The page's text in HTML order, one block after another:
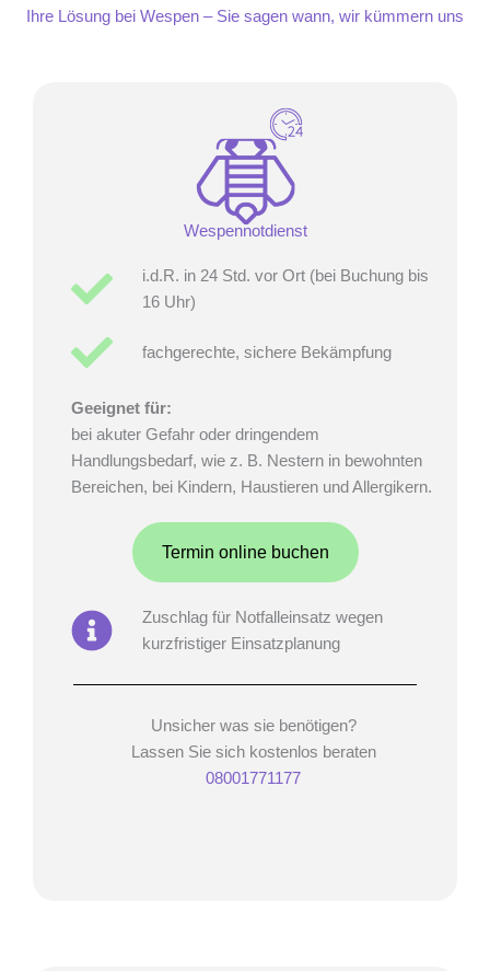
Ihre Lösung bei Wespen – Sie sagen wann, wir kümmern uns
Wespennotdienst
i.d.R. in 24 Std. vor Ort (bei Buchung bis
16 Uhr)
fachgerechte, sichere Bekämpfung
Geeignet für:
bei akuter Gefahr oder dringendem
Handlungsbedarf, wie z. B. Nestern in bewohnten
Bereichen, bei Kindern, Haustieren und Allergikern.
Termin online buchen
Zuschlag für Notfalleinsatz wegen
kurzfristiger Einsatzplanung
Unsicher was sie benötigen?
Lassen Sie sich kostenlos beraten
08001771177